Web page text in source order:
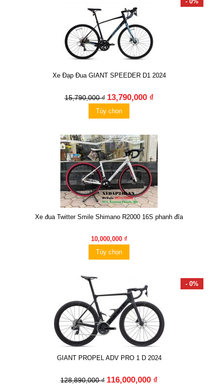
Xe Đạp Đua GIANT SPEEDER D1 2024
15,790,000 ₫ 13,790,000 ₫
Tùy chọn
Xe đua Twitter Smile Shimano R2000 16S phanh đĩa
10,000,000 ₫
Tùy chọn
- 0%
GIANT PROPEL ADV PRO 1 D 2024
128,890,000 ₫ 116,000,000 ₫